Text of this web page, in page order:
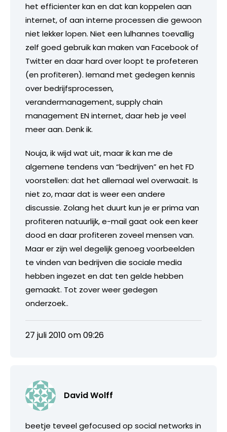
het efficienter kan en dat kan koppelen aan
internet, of aan interne processen die gewoon
niet lekker lopen. Niet een lulhannes toevallig
zelf goed gebruik kan maken van Facebook of
Twitter en daar hard over loopt te profeteren
(en profiteren). Iemand met gedegen kennis
over bedrijfsprocessen,
verandermanagement, supply chain
management EN internet, daar heb je veel
meer aan. Denk ik.
Nouja, ik wijd wat uit, maar ik kan me de
algemene tendens van “bedrijven” en het FD
voorstellen: dat het allemaal wel overwaait. Is
niet zo, maar dat is weer een andere
discussie. Zolang het duurt kun je er prima van
profiteren natuurlijk, e-mail gaat ook een keer
dood en daar profiteren zoveel mensen van.
Maar er zijn wel degelijk genoeg voorbeelden
te vinden van bedrijven die sociale media
hebben ingezet en dat ten gelde hebben
gemaakt. Tot zover weer gedegen
onderzoek..
27 juli 2010 om 09:26
David Wolff
beetje teveel gefocused op social networks in